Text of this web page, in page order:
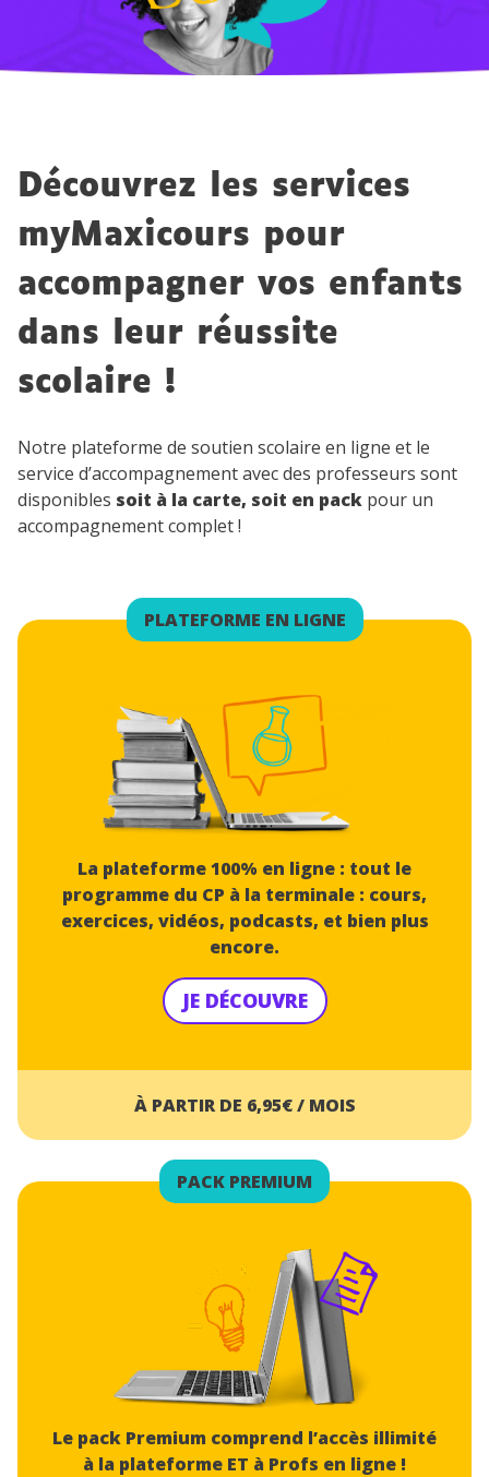
Découvrez les services
myMaxicours pour
accompagner vos enfants
dans leur réussite
scolaire !
Notre plateforme de soutien scolaire en ligne et le
service d’accompagnement avec des professeurs sont
disponibles soit à la carte, soit en pack pour un
accompagnement complet !
PLATEFORME EN LIGNE
La plateforme 100% en ligne : tout le
programme du CP à la terminale : cours,
exercices, vidéos, podcasts, et bien plus
encore.
JE DÉCOUVRE
À PARTIR DE 6,95€ / MOIS
PACK PREMIUM
Le pack Premium comprend l’accès illimité
à la plateforme ET à Profs en ligne !